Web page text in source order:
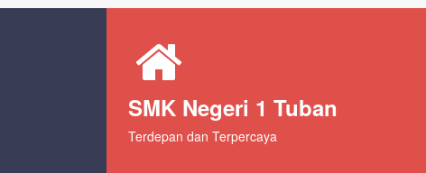
SMK Negeri 1 Tuban
Terdepan dan Terpercaya